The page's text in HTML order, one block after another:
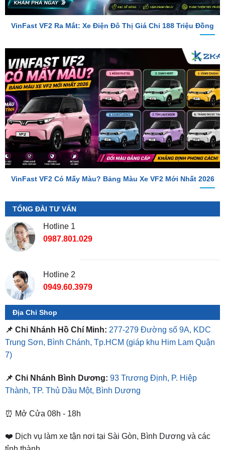
VinFast VF2 Có Mấy Màu? Bảng Màu Xe VF2 Mới Nhất 2026
TỔNG ĐÀI TƯ VẤN
Hotline 1
0987.801.029
Địa Chỉ Shop
📌 Chi Nhánh Hồ Chí Minh: 277-279 Đường số 9A, KDC
Trung Sơn, Bình Chánh, Tp.HCM
7)
📌 Chi Nhánh Bình Dương:
⏰ Mở Cửa 08h - 18h
❤️ Dịch vụ làm xe tận nơi tại Sài Gòn, Bình Dương và các